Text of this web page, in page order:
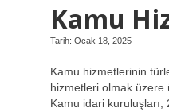
Kamu
Tarih: Ocak 18, 2025
Kamu hizmetlerinin
hizmetleri olmak üzere
Kamu idari